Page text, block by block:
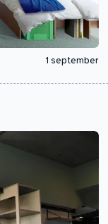
1 september